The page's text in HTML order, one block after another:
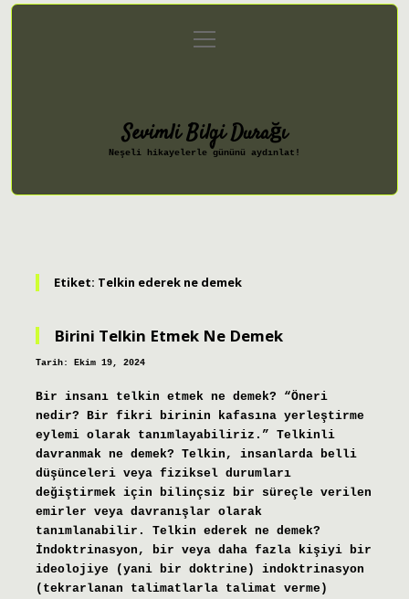
Gizlilik Politikası
menüyü
aç
Sevimli Bilgi Durağı
Neşeli hikayelerle gününü aydınlat!
Etiket: Telkin ederek ne demek
Birini Telkin Etmek Ne Demek
Tarih: Ekim 19, 2024
Bir insanı telkin etmek ne demek? “Öneri
nedir? Bir fikri birinin kafasına yerleştirme
eylemi olarak tanımlayabiliriz.” Telkinli
davranmak ne demek? Telkin, insanlarda belli
düşünceleri veya fiziksel durumları
değiştirmek için bilinçsiz bir süreçle verilen
emirler veya davranışlar olarak
tanımlanabilir. Telkin ederek ne demek?
İndoktrinasyon, bir veya daha fazla kişiyi bir
ideolojiye (yani bir doktrine) indoktrinasyon
(tekrarlanan talimatlarla talimat verme)